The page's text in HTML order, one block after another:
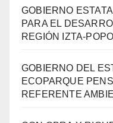
GOBIERNO
PARA EL
REGIÓN IZTA-POPO
GOBIERNO DEL
ECOPARQUE
REFERENTE